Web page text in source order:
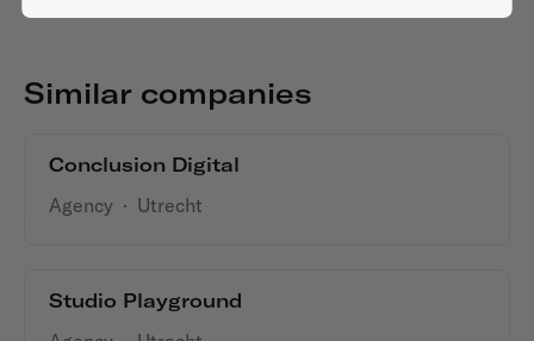
Similar companies
Conclusion Digital
Agency · Utrecht
Studio Playground